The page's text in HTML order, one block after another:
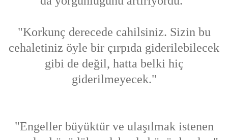
"Korkunç derecede cahilsiniz. Sizin bu
cehaletiniz öyle bir çırpıda giderilebilecek
gibi de değil, hatta belki hiç
giderilmeyecek."
"Engeller büyüktür ve ulaşılmak istenen